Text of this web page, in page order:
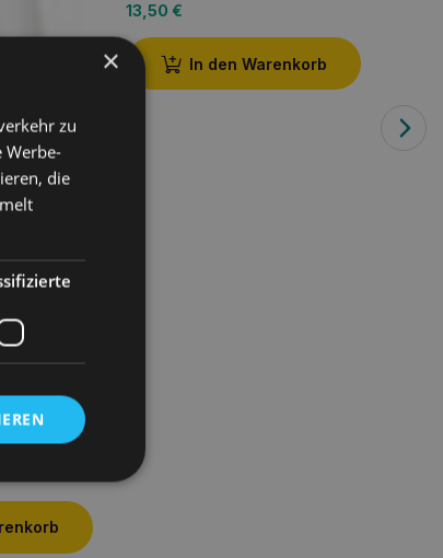
für
13,50 €
In den Warenkorb
×
zu
Werbe-
die